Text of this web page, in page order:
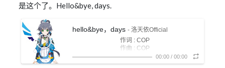
是这个了。Hello&bye, days.
hello&bye，days - 洛天依Official
作词 : COP
作曲 : COP
编曲 : COP
从未发觉 白昼已到尽头
00:00/ 00:00